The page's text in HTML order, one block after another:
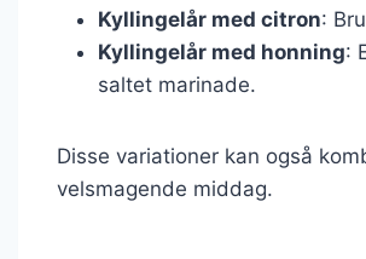
Kyllingelår med citron:
Kyllingelår med honning:
saltet marinade.
Disse variationer kan også
velsmagende middag.